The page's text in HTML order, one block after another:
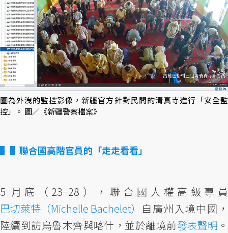
圖為外洩的監控影像，新疆官方針對民間的清真寺進行「安全監
控」。 圖／《新疆警察檔案》
▌聯合國高階官員的「走走看看」
5 月底（23−28），聯合國人權高級專員
巴切萊特（Michelle Bachelet）
自廣州入境中國，
陸續到訪烏魯木齊與喀什，並於離境前發表聲明 。